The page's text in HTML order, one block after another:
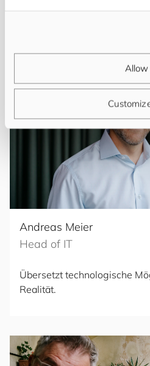
Allow
Andreas Meier
Head of IT
Übersetzt technologische
Realität.